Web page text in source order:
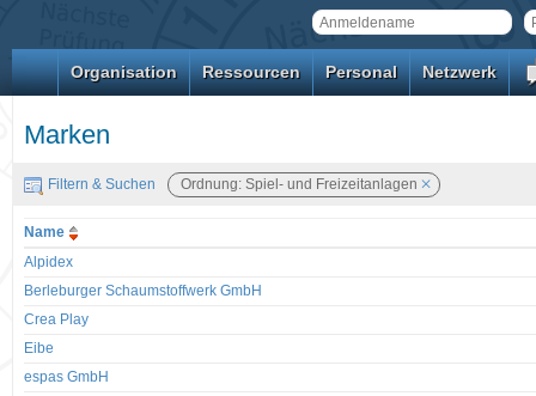
Organisation Ressourcen Personal Netzwerk
Marken
Filtern & Suchen Ordnung: Spiel- und Freizeitanlagen
Name
Alpidex
Berleburger Schaumstoffwerk GmbH
Crea Play
Eibe
espas GmbH